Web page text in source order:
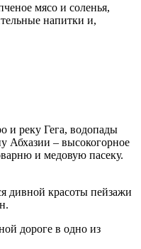
мясо и соленья,
напитки и,
и реку Гега, водопады
Абхазии – высокогорное
и медовую пасеку.
дивной красоты пейзажи
дороге в одно из